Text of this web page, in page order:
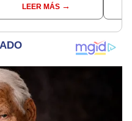
comunesLEER MÁS